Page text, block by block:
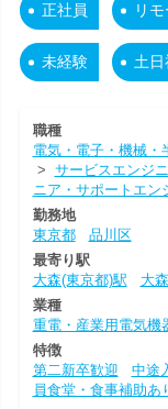
正社員 リ
未経験 土
職種
電気・電子・機械・
> サービスエンジ
ニア・サポートエン
勤務地
東京都
品川区
最寄り駅
大森(東京都)駅
大
業種
重電・産業用電気機
特徴
第二新卒歓迎
中途
員食堂・食事補助あ